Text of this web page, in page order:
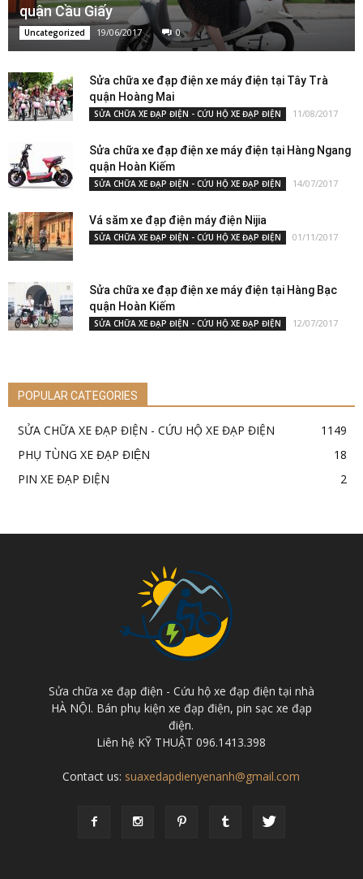
quận Cầu Giấy
Uncategorized 19/06/2017 0
Sửa chữa xe đạp điện xe máy điện tại Tây Trà
quận Hoàng Mai
SỬA CHỮA XE ĐẠP ĐIỆN - CỨU HỘ XE ĐẠP ĐIỆN 11/08/2017
Sửa chữa xe đạp điện xe máy điện tại Hàng Ngang
quận Hoàn Kiếm
SỬA CHỮA XE ĐẠP ĐIỆN - CỨU HỘ XE ĐẠP ĐIỆN 14/07/2017
Vá săm xe đạp điện máy điện Nijia
SỬA CHỮA XE ĐẠP ĐIỆN - CỨU HỘ XE ĐẠP ĐIỆN 01/11/2017
Sửa chữa xe đạp điện xe máy điện tại Hàng Bạc
quận Hoàn Kiếm
SỬA CHỮA XE ĐẠP ĐIỆN - CỨU HỘ XE ĐẠP ĐIỆN 12/07/2017
POPULAR CATEGORIES
SỬA CHỮA XE ĐẠP ĐIỆN - CỨU HỘ XE ĐẠP ĐIỆN
1149
PHỤ TÙNG XE ĐẠP ĐIỆN
18
PIN XE ĐẠP ĐIỆN
2
Sửa chữa xe đạp điện - Cứu hộ xe đạp điện tại nhà
HÀ NỘI. Bán phụ kiện xe đạp điện, pin sạc xe đạp
điện.
Liên hệ KỸ THUẬT 096.1413.398
Contact us: suaxedapdienyenanh@gmail.com